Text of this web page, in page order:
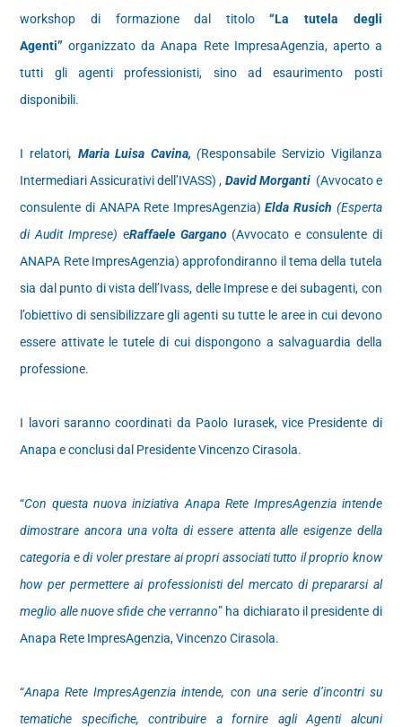
workshop di formazione dal titolo“La tutela degli
Agenti” organizzato da Anapa Rete ImpresaAgenzia, aperto a
tutti gli agenti professionisti, sino ad esaurimento posti
disponibili.
I relatori, Maria Luisa Cavina,(Responsabile Servizio Vigilanza
Intermediari Assicurativi dell’IVASS) , David Morganti(Avvocato e
consulente di ANAPA Rete ImpresAgenzia)Elda Rusich (Esperta
di Audit Imprese) eRaffaele Gargano(Avvocato e consulente di
ANAPA Rete ImpresAgenzia) approfondiranno il tema della tutela
sia dal punto di vista dell’Ivass, delle Imprese e dei subagenti, con
l’obiettivo di sensibilizzare gli agenti su tutte le aree in cui devono
essere attivate le tutele di cui dispongono a salvaguardia della
professione.
I lavori saranno coordinati da Paolo Iurasek, vice Presidente di
Anapa e conclusi dal Presidente Vincenzo Cirasola.
“Con questa nuova iniziativa Anapa Rete ImpresAgenzia intende
dimostrare ancora una volta di essere attenta alle esigenze della
categoria e di voler prestare ai propri associati tutto il proprio know
how per permettere ai professionisti del mercato di prepararsi al
meglio alle nuove sfide che verranno” ha dichiarato il presidente di
Anapa Rete ImpresAgenzia, Vincenzo Cirasola.
“Anapa Rete ImpresAgenzia intende, con una serie d’incontri su
tematiche specifiche, contribuire a fornire agli Agenti alcuni